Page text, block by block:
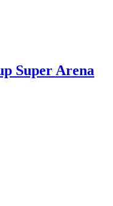
Super Arena